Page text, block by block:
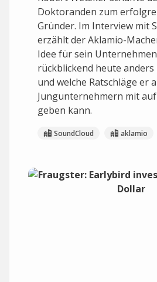
Doktoranden zum
Gründer. Im Interview mit
erzählt der Aklamio-
Idee für sein
rückblickend heute anders
und welche Ratschläge er
Jungunternehmern mit
geben kann.
SoundCloud aklamio